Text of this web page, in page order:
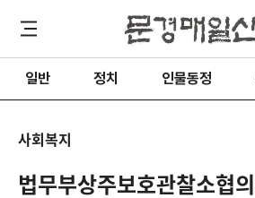
일반 정치 인물동정
사회복지
법무부상주보호관찰소협